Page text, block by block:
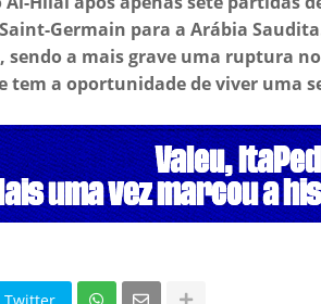
Germain para a Arábia
sendo a mais grave uma ruptura
tem a oportunidade de viver uma